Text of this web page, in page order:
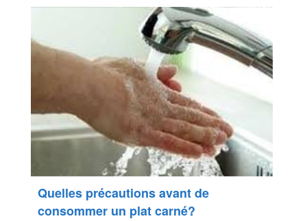
Quelles précautions avant de
consommer un plat carné?